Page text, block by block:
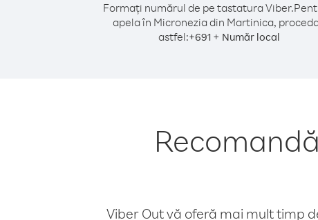
Formați numărul de pe tastatura Viber.
apela în Micronezia din Martinica,
astfel:+691 + Număr local
Viber Out vă oferă mai mult timp